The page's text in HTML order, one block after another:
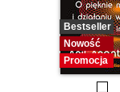
Bestseller
Nowość
Promocja